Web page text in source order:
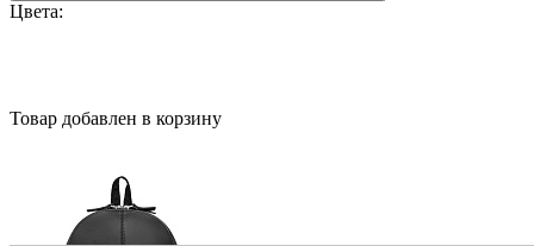
Цвета:
Товар добавлен в корзину